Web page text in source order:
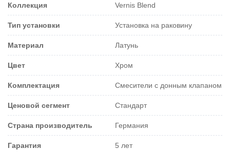
Коллекция Vernis Blend
Тип установки Установка на раковину
Материал Латунь
Цвет Хром
Комплектация Смесители с донным клапаном
Ценовой сегмент Стандарт
Страна производитель Германия
Гарантия 5 лет